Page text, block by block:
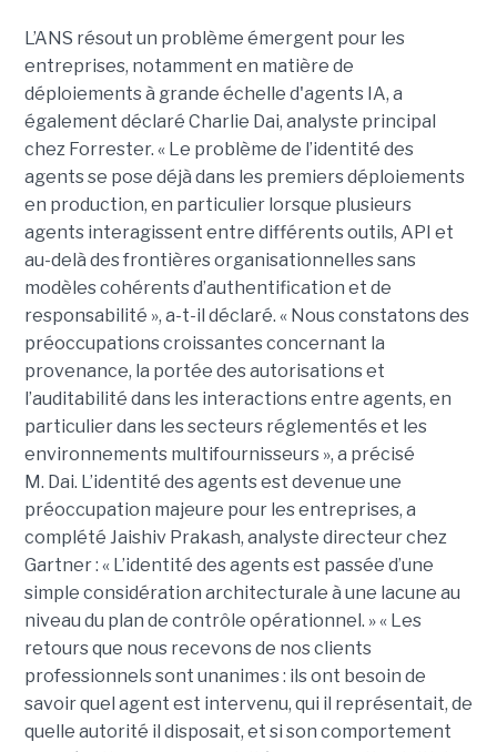
L’ANS résout un problème émergent pour les
entreprises, notamment en matière de
déploiements à grande échelle d'agents IA, a
également déclaré Charlie Dai, analyste principal
chez Forrester. « Le problème de l’identité des
agents se pose déjà dans les premiers déploiements
en production, en particulier lorsque plusieurs
agents interagissent entre différents outils, API et
au-delà des frontières organisationnelles sans
modèles cohérents d’authentification et de
responsabilité », a-t-il déclaré. « Nous constatons des
préoccupations croissantes concernant la
provenance, la portée des autorisations et
l’auditabilité dans les interactions entre agents, en
particulier dans les secteurs réglementés et les
environnements multifournisseurs », a précisé
M. Dai. L’identité des agents est devenue une
préoccupation majeure pour les entreprises, a
complété Jaishiv Prakash, analyste directeur chez
Gartner : « L’identité des agents est passée d’une
simple considération architecturale à une lacune au
niveau du plan de contrôle opérationnel. »« Les
retours que nous recevons de nos clients
professionnels sont unanimes : ils ont besoin de
savoir quel agent est intervenu, qui il représentait, de
quelle autorité il disposait, et si son comportement